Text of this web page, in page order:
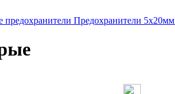
Предохранители 5x20мм